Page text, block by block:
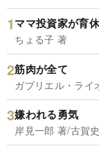
ママ投資家が育
ちょる子 著
筋肉が全て
ガブリエル・ライ
嫌われる勇気
岸見一郎 著/古賀